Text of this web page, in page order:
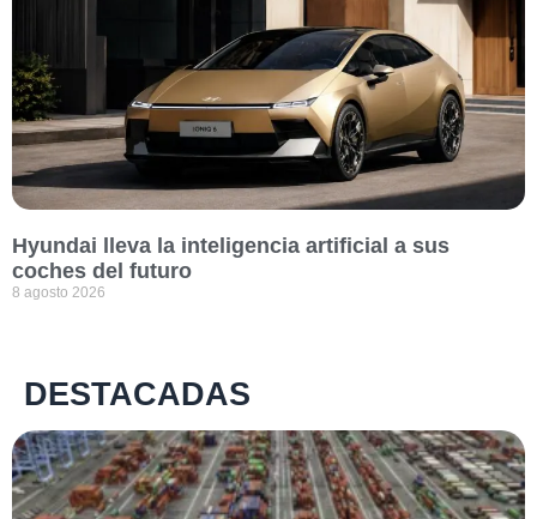
Hyundai lleva la inteligencia artificial a sus
coches del futuro
8 agosto 2026
DESTACADAS